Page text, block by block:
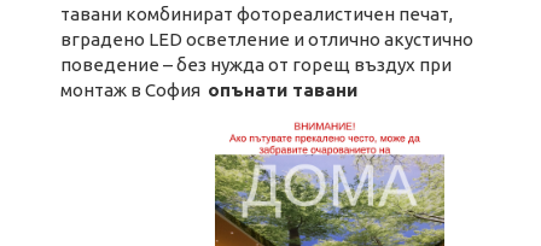
тавани комбинират фотореалистичен печат,
вградено LED осветление и отлично акустично
поведение – без нужда от горещ въздух при
монтаж в София опънати тавани